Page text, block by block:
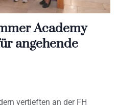
Academy
angehende
vertieften an der FH